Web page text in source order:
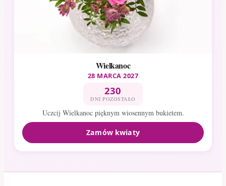
Wielkanoc
28 MARCA 2027
230
DNI POZOSTAŁO
Uczcij Wielkanoc pięknym wiosennym bukietem.
Zamów kwiaty